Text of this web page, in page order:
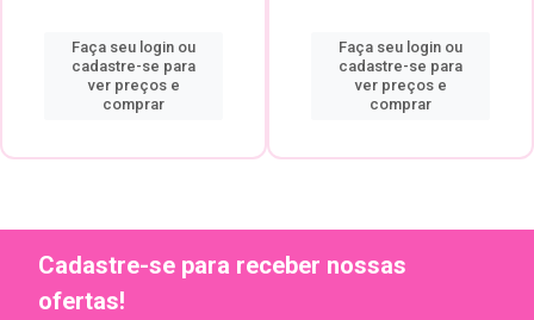
Faça seu login ou
cadastre-se para
ver preços e
comprar
Faça seu login ou
cadastre-se para
ver preços e
comprar
Cadastre-se para receber nossas
ofertas!